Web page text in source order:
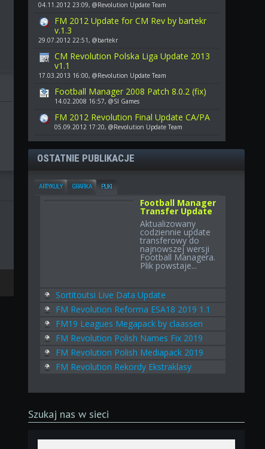
04.11.2012 23:09, @Revolution Update Team
FM 2012 Update for CM Rev by bartekr
v.1.3
29.07.2012 22:51, @bartekr
CM Revolution Polska Liga Update 2013
v1.1
17.03.2013 16:00, @Revolution Update Team
Football Manager 2008 Patch 8.0.2 (fix)
14.02.2008 16:57, @SI Games
FM 2012 Revolution Final Update CA/PA
05.09.2012 17:20, @Revolution Update Team
OSTATNIE PUBLIKACJE
ARTYKUŁY GRAFIKA PLIKI
Football Manager
Transfer Update
Aktualizowany
codziennie update
transferowy do
najnowszej wersji
Football Managera.
Plik powstaje...
Sortitoutsi Live Data Update
FM Revolution Reforma ESA18 2019 1.1
FM19 Leagues Megapack by claassen
FM Revolution Polish Names Fix 2019
FM Revolution Polish Mediapack 2019
FM Revolution Rekordy Ekstraklasy
Szukaj nas w sieci